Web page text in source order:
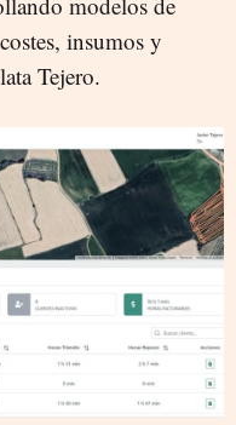
insumos y
Tejero.